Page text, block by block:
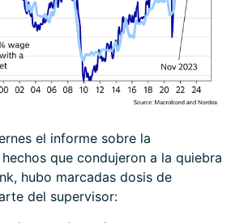
el informe sobre la
que condujeron a la quiebra
hubo marcadas dosis de
del supervisor: